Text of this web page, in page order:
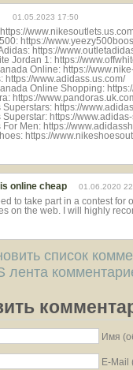
01.05.2023 17:50
https://
https://
Jordan 1: https://
Online: https://
https://www.adidass.us.com/
Online Shopping:
https://
Superstars: https://
Superstar: https://
For Men: https://
https://
online cheap 01.06.2020
to take part in a contest for
on the web. I will highly
список
лента
Имя
E-Mail